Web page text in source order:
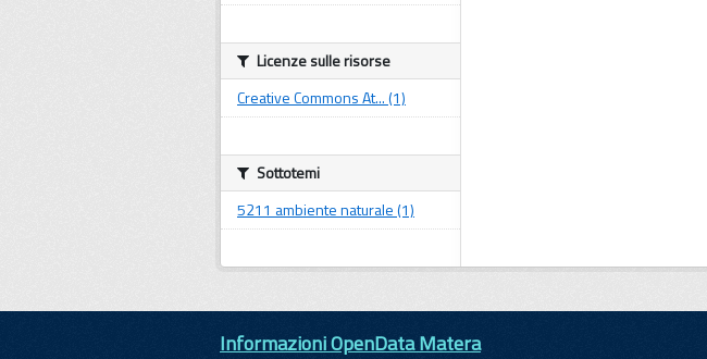
Licenze sulle risorse
Creative Commons At... (1)
Sottotemi
5211 ambiente naturale (1)
Informazioni OpenData Matera